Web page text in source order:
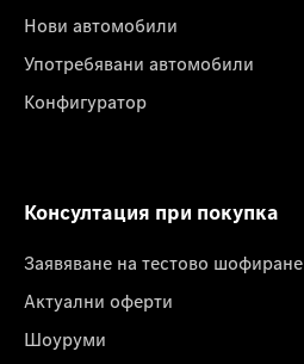
Нови автомобили
Употребявани автомобили
Конфигуратор
Консултация при покупка
Заявяване на тестово шофиране
Актуални оферти
Шоуруми